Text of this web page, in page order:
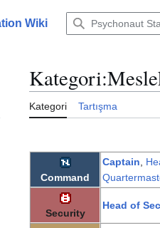
Wiki
Kategori:
Kategori Tartışma
Command
Captain
Security
Head of